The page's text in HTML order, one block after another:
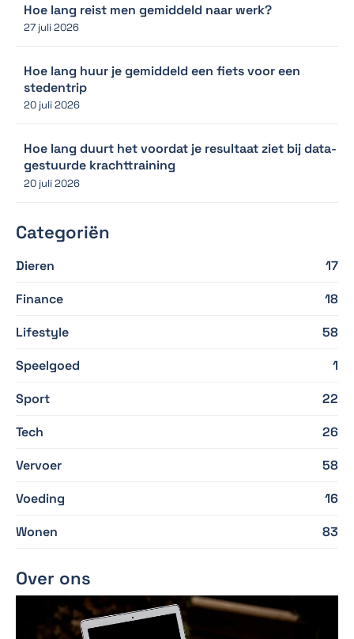
Hoe lang reist men gemiddeld naar werk?
27 juli 2026
Hoe lang huur je gemiddeld een fiets voor een
stedentrip
20 juli 2026
Hoe lang duurt het voordat je resultaat ziet bij data-
gestuurde krachttraining
20 juli 2026
Categoriën
Dieren
17
Finance
18
Lifestyle
58
Speelgoed
1
Sport
22
Tech
26
Vervoer
58
Voeding
16
Wonen
83
Over ons